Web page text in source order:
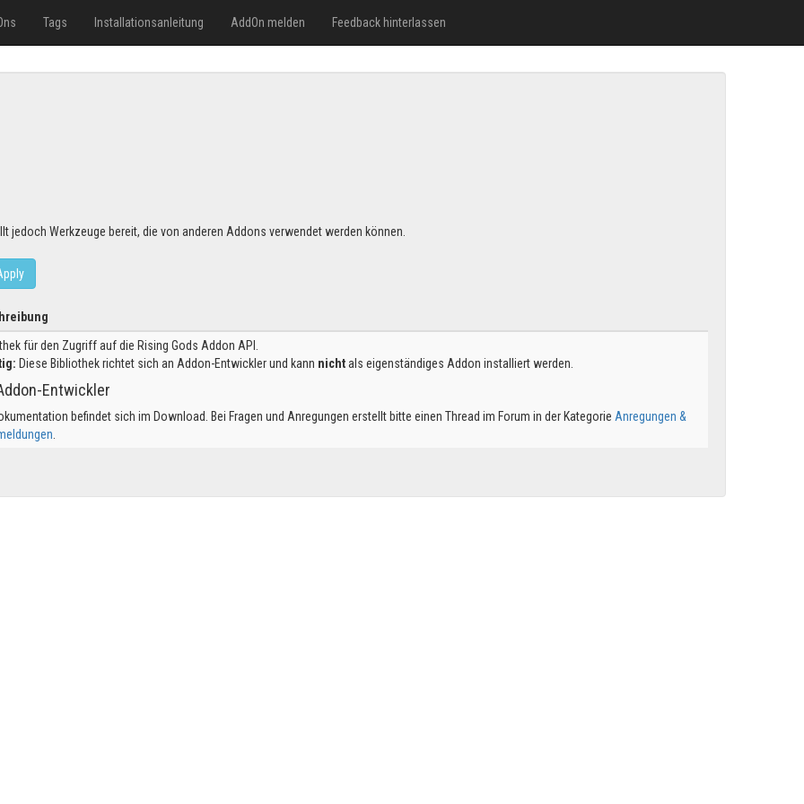
Tags Installationsanleitung AddOn melden Feedback hinterlassen
jedoch Werkzeuge bereit, die von anderen Addons verwendet werden können.
für den Zugriff auf die Rising Gods Addon API.
Diese Bibliothek richtet sich an Addon-Entwickler und kann nichtals eigenständiges Addon installiert werden.
Entwickler
befindet sich im Download. Bei Fragen und Anregungen erstellt bitte einen Thread im Forum in der Kategorie Anregungen &